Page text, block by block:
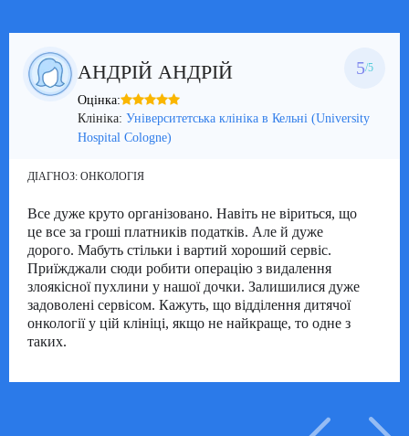
АНДРІЙ АНДРІЙ 5/5
Оцінка:
Клініка: Університетська клініка в Кельні (University
Hospital Cologne)
ДІАГНОЗ: ОНКОЛОГІЯ
Все дуже круто організовано. Навіть не віриться, що
це все за гроші платників податків. Але й дуже
дорого. Мабуть стільки і вартий хороший сервіс.
Приїжджали сюди робити операцію з видалення
злоякісної пухлини у нашої дочки. Залишилися дуже
задоволені сервісом. Кажуть, що відділення дитячої
онкології у цій клініці, якщо не найкраще, то одне з
таких.